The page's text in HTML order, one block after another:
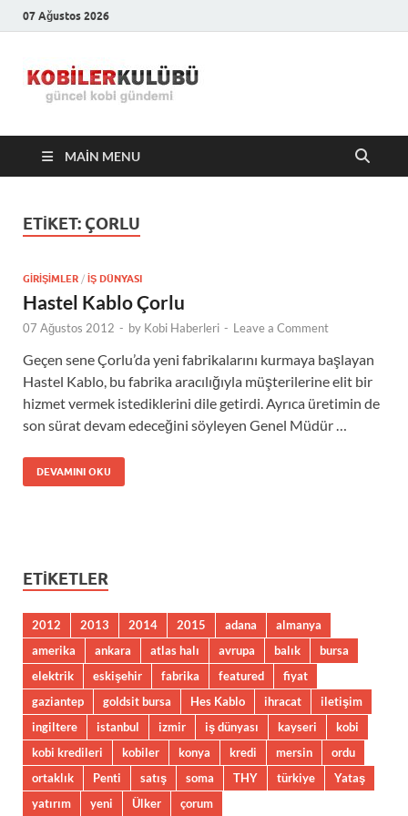
07 Ağustos 2026
Kulübü –
En Güncel
MAIN MENU
ETIKET: ÇORLU
GIRIŞIMLER / İŞ DÜNYASI
Hastel Kablo Çorlu
07 Ağustos 2012 - by Kobi Haberleri - Leave a Comment
Geçen sene Çorlu’da yeni fabrikalarını kurmaya başlayan
Hastel Kablo, bu fabrika aracılığıyla müşterilerine elit bir
hizmet vermek istediklerini dile getirdi. Ayrıca üretimin de
son sürat devam edeceğini söyleyen Genel Müdür …
DEVAMINI OKU
ETIKETLER
2012 2013 2014 2015 adana
almanya
amerika
ankara atlas halı avrupa balık
bursa
elektrik
eskişehir fabrika featured
fiyat
gaziantep
goldsit bursa Hes Kablo ihracat
iletişim
ingiltere
istanbul izmir iş dünyası kayseri
kobi
kobi kredileri
kobiler konya kredi mersin
ordu
ortaklık
Penti satış soma THY türkiye
Yataş
yatırım
yeni Ülker çorum